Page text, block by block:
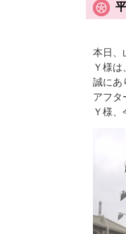
本日、
Ｙ様
誠にあ
アフタ
Ｙ様、